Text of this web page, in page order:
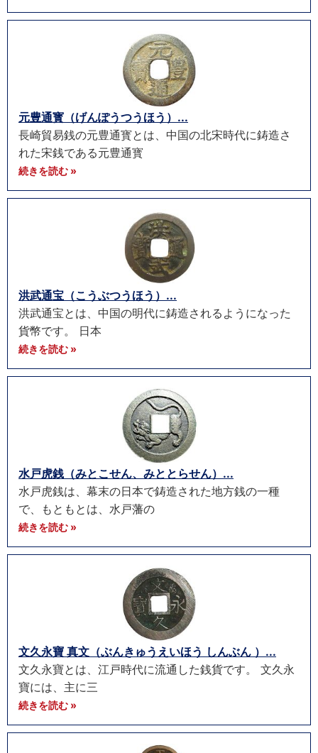
元豊通寳（げんぽうつうほう）...
長崎貿易銭の元豊通寳とは、中国の北宋時代に鋳造さ
れた宋銭である元豊通寳
続きを読む »
洪武通宝（こうぶつうほう）...
洪武通宝とは、中国の明代に鋳造されるようになった
貨幣です。 日本
続きを読む »
水戸虎銭（みとこせん、みととらせん）...
水戸虎銭は、幕末の日本で鋳造された地方銭の一種
で、もともとは、水戸藩の
続きを読む »
文久永寶 真文（ぶんきゅうえいほう しんぶん ）...
文久永寶とは、江戸時代に流通した銭貨です。 文久永
寶には、主に三
続きを読む »